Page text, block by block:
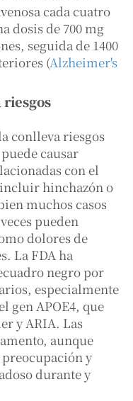
cada cuatro
dosis de 700 mg
seguida de 1400
(Alzheimer's
conlleva riesgos
causar
con el
hinchazón o
muchos casos
pueden
dolores de
La FDA ha
negro por
especialmente
gen APOE4, que
y ARIA. Las
aunque
y
durante y